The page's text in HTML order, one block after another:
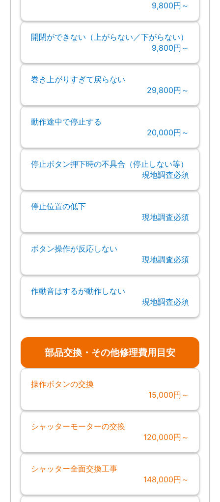
9,800円～
開閉ができない（上がらない／下がらない）
9,800円～
巻き上がりすぎて戻らない
29,800円～
動作途中で停止する
20,000円～
停止ボタン押下時の不具合（停止しない等）
現地調査必須
停止位置の低下
現地調査必須
ボタン操作が反応しない
現地調査必須
作動音はするが動作しない
現地調査必須
部品交換・その他修理費用目安
操作ボタンの交換
15,000円～
シャッターモーターの交換
120,000円～
シャッター全面交換工事
148,000円～